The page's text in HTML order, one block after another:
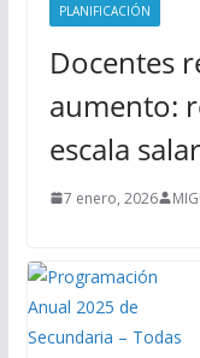
PLANIFICACIÓN
Docentes
aumento:
escala
7 enero, 2026